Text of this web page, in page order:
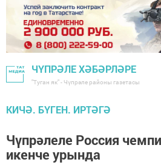
ЧҮПРӘЛЕ ХӘБӘРЛӘРЕ
"Туган як" - Чүпрәле районы газетасы
КИЧӘ. БҮГЕН. ИРТӘГӘ
Чүпрәлеле Россия
икенче урында